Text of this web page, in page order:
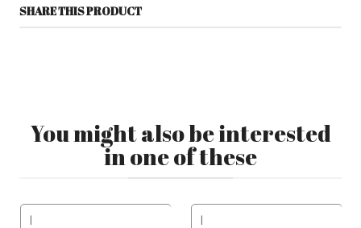
SHARE THIS PRODUCT
You might also be interested
in one of these
| |